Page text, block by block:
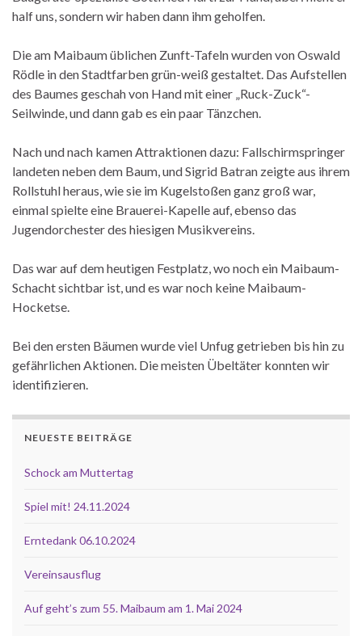
half uns, sondern wir haben dann ihm geholfen.
Die am Maibaum üblichen Zunft-Tafeln wurden von Oswald
Rödle in den Stadtfarben grün-weiß gestaltet. Das Aufstellen
des Baumes geschah von Hand mit einer „Ruck-Zuck“-
Seilwinde, und dann gab es ein paar Tänzchen.
Nach und nach kamen Attraktionen dazu: Fallschirmspringer
landeten neben dem Baum, und Sigrid Batran zeigte aus ihrem
Rollstuhl heraus, wie sie im Kugelstoßen ganz groß war,
einmal spielte eine Brauerei-Kapelle auf, ebenso das
Jugendorchester des hiesigen Musikvereins.
Das war auf dem heutigen Festplatz, wo noch ein Maibaum-
Schacht sichtbar ist, und es war noch keine Maibaum-
Hocketse.
Bei den ersten Bäumen wurde viel Unfug getrieben bis hin zu
gefährlichen Aktionen. Die meisten Übeltäter konnten wir
identifizieren.
NEUESTE BEITRÄGE
Schock am Muttertag
Spiel mit! 24.11.2024
Erntedank 06.10.2024
Vereinsausflug
Auf geht’s zum 55. Maibaum am 1. Mai 2024